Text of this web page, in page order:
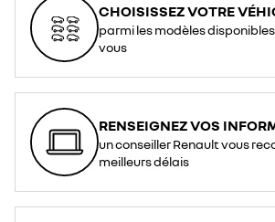
CHOISISSEZ VOTRE
parmi les modèles
vous
RENSEIGNEZ VOS
un conseiller Renault vous
meilleurs délais